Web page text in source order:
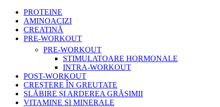
PROTEINE
AMINOACIZI
CREATINĂ
PRE-WORKOUT
PRE-WORKOUT
STIMULATOARE HORMONALE
INTRA-WORKOUT
POST-WORKOUT
CREȘTERE ÎN GREUTATE
SLĂBIRE ȘI ARDEREA GRĂSIMII
VITAMINE SI MINERALE